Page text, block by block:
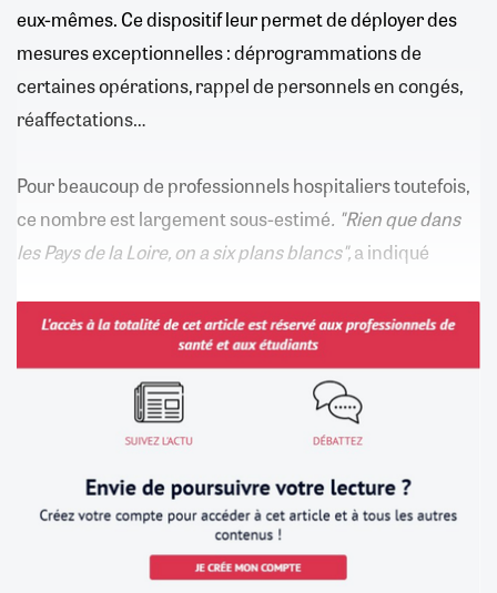
eux-mêmes. Ce dispositif leur permet de déployer des
mesures exceptionnelles : déprogrammations de
certaines opérations, rappel de personnels en congés,
réaffectations…
Pour beaucoup de professionnels hospitaliers toutefois,
ce nombre est largement sous-estimé. "Rien que dans
les Pays de la Loire, on a six plans blancs",a indiqué